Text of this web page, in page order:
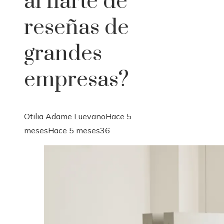
reseñas de
grandes
empresas?
Otilia Adame LuevanoHace 5
mesesHace 5 meses36